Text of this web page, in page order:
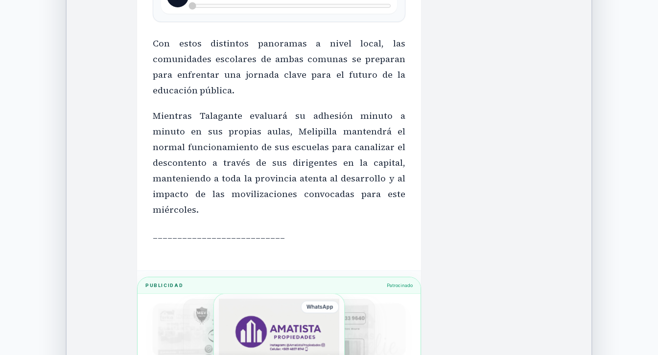
Con estos distintos panoramas a nivel local, las
comunidades escolares de ambas comunas se preparan
para enfrentar una jornada clave para el futuro de la
educación pública.
Mientras Talagante evaluará su adhesión minuto a
minuto en sus propias aulas, Melipilla mantendrá el
normal funcionamiento de sus escuelas para canalizar el
descontento a través de sus dirigentes en la capital,
manteniendo a toda la provincia atenta al desarrollo y al
impacto de las movilizaciones convocadas para este
miércoles.
___________________________
PUBLICIDAD Patrocinado
WhatsApp